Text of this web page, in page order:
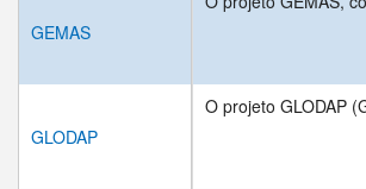
O projeto GLODAP
GEMAS
GLODAP